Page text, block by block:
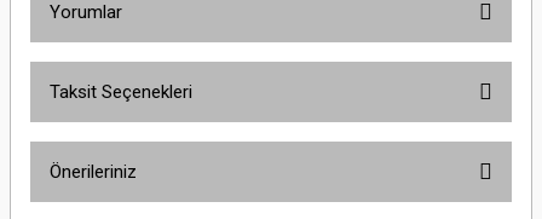
Yorumlar
Taksit Seçenekleri
Önerileriniz